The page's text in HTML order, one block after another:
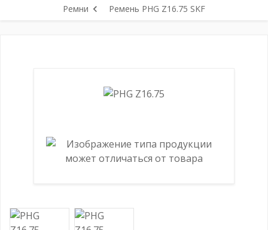
Ремни
Ремень PHG Z16.75 SKF